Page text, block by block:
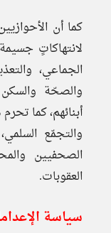
كما أن
لانتهاكاتٍ
الجماعي،
والصحّة
أبنائهم، كما
والتجمّع
الصحفيين
العقوبات.
سياسة